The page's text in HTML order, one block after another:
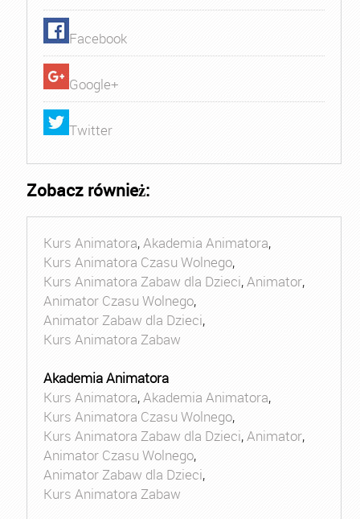
Facebook
Google+
Twitter
Zobacz również:
Kurs Animatora,Akademia Animatora,
Kurs Animatora Czasu Wolnego,
Kurs Animatora Zabaw dla Dzieci,Animator,
Animator Czasu Wolnego,
Animator Zabaw dla Dzieci,
Kurs Animatora Zabaw
Akademia Animatora
Kurs Animatora,Akademia Animatora,
Kurs Animatora Czasu Wolnego,
Kurs Animatora Zabaw dla Dzieci,Animator,
Animator Czasu Wolnego,
Animator Zabaw dla Dzieci,
Kurs Animatora Zabaw